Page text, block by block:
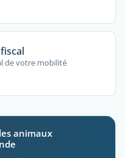
de votre mobilité
animaux